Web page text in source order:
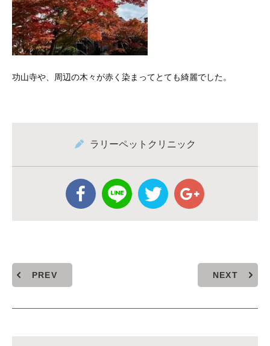
功山寺や、周辺の木々が赤く染まってとても綺麗でした。
ラリーペットクリニック
PREV NEXT